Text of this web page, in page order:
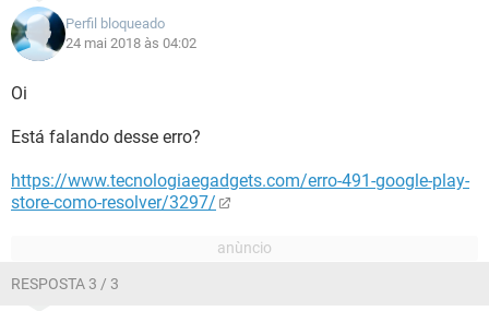
Perfil bloqueado
24 mai 2018 às 04:02
Oi
Está falando desse erro?
https://www.tecnologiaegadgets.com/erro-491-google-play-
store-como-resolver/3297/
RESPOSTA 3 / 3